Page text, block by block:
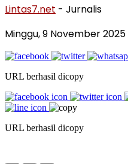
Lintas7.net - Jurnalis
Minggu, 9 November 2025
URL berhasil dicopy
URL berhasil dicopy